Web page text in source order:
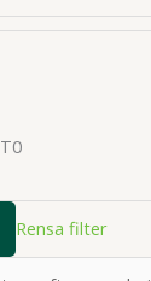
00
Rensa filter